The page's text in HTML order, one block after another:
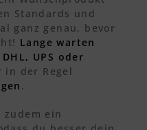
Standards und
ganz genau, bevor
Lange warten
DHL, UPS oder
der Regel
.
ein